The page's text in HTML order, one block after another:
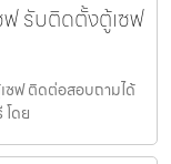
รับติดตั้งตู้เซฟ
ซฟ ติดต่อสอบถามได้
ดย